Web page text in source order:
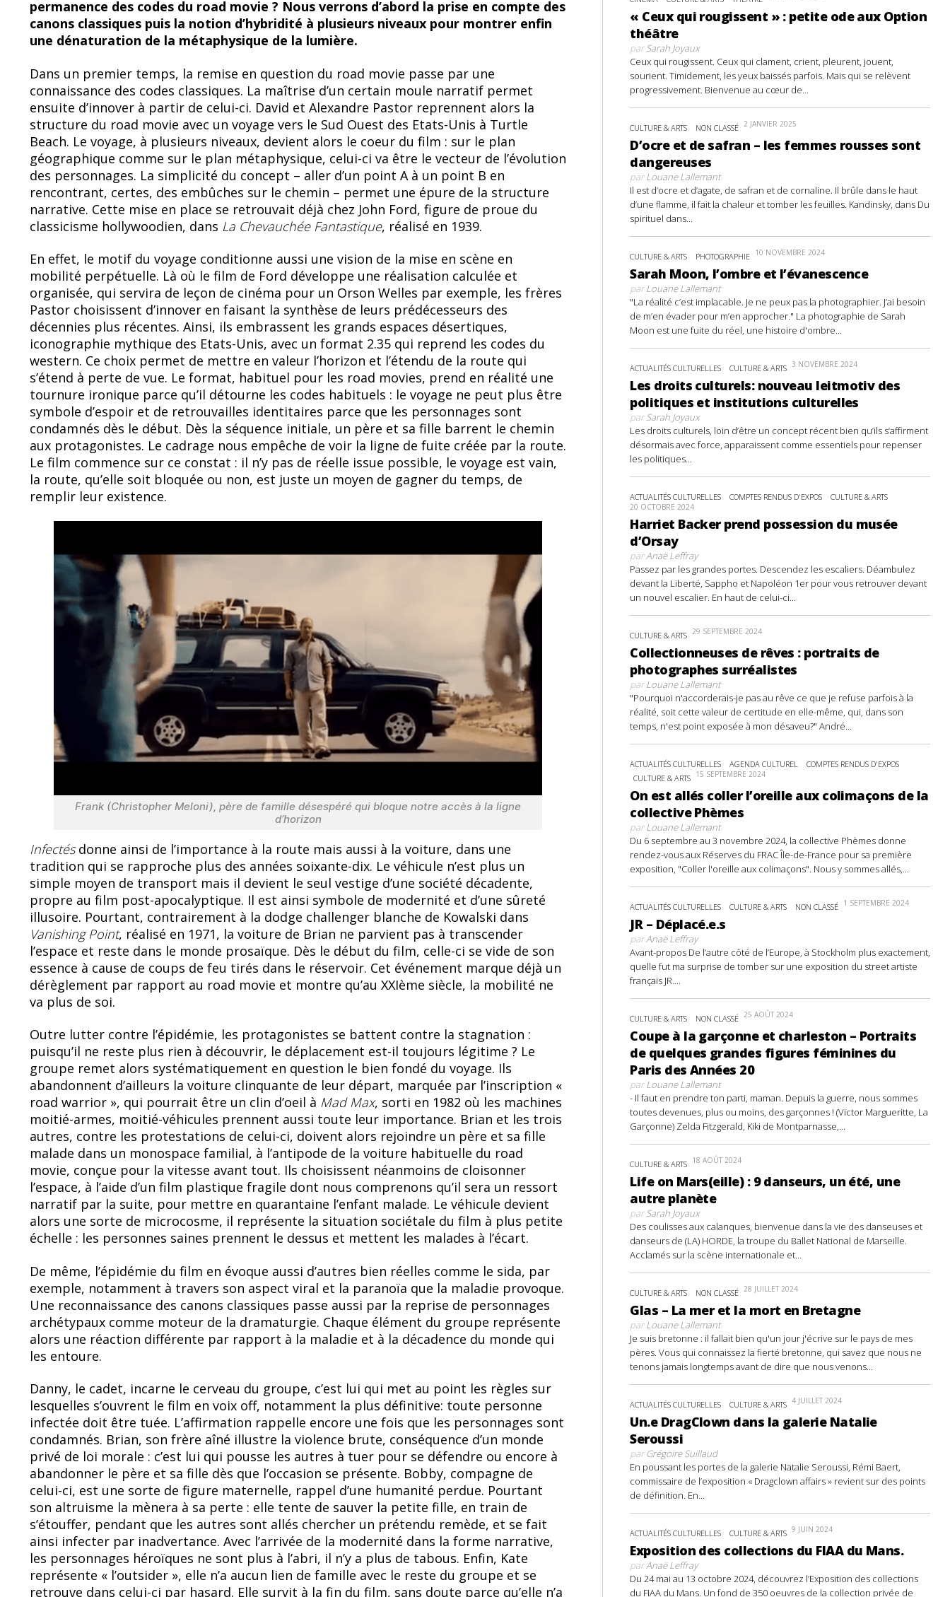
permanence des codes du road movie ? Nous verrons d’abord la prise en compte des
canons classiques puis la notion d’hybridité à plusieurs niveaux pour montrer enfin
une dénaturation de la métaphysique de la lumière.
Dans un premier temps, la remise en question du road movie passe par une
connaissance des codes classiques. La maîtrise d’un certain moule narratif permet
ensuite d’innover à partir de celui-ci. David et Alexandre Pastor reprennent alors la
structure du road movie avec un voyage vers le Sud Ouest des Etats-Unis à Turtle
Beach. Le voyage, à plusieurs niveaux, devient alors le coeur du film : sur le plan
géographique comme sur le plan métaphysique, celui-ci va être le vecteur de l’évolution
des personnages. La simplicité du concept – aller d’un point A à un point B en
rencontrant, certes, des embûches sur le chemin – permet une épure de la structure
narrative. Cette mise en place se retrouvait déjà chez John Ford, figure de proue du
classicisme hollywoodien, dans La Chevauchée Fantastique, réalisé en 1939.
En effet, le motif du voyage conditionne aussi une vision de la mise en scène en
mobilité perpétuelle. Là où le film de Ford développe une réalisation calculée et
organisée, qui servira de leçon de cinéma pour un Orson Welles par exemple, les frères
Pastor choisissent d’innover en faisant la synthèse de leurs prédécesseurs des
décennies plus récentes. Ainsi, ils embrassent les grands espaces désertiques,
iconographie mythique des Etats-Unis, avec un format 2.35 qui reprend les codes du
western. Ce choix permet de mettre en valeur l’horizon et l’étendu de la route qui
s’étend à perte de vue. Le format, habituel pour les road movies, prend en réalité une
tournure ironique parce qu’il détourne les codes habituels : le voyage ne peut plus être
symbole d’espoir et de retrouvailles identitaires parce que les personnages sont
condamnés dès le début. Dès la séquence initiale, un père et sa fille barrent le chemin
aux protagonistes. Le cadrage nous empêche de voir la ligne de fuite créée par la route.
Le film commence sur ce constat : il n’y pas de réelle issue possible, le voyage est vain,
la route, qu’elle soit bloquée ou non, est juste un moyen de gagner du temps, de
remplir leur existence.
Frank (Christopher Meloni), père de famille désespéré qui bloque notre accès à la ligne
d’horizon
Infectésdonne ainsi de l’importance à la route mais aussi à la voiture, dans une
tradition qui se rapproche plus des années soixante-dix. Le véhicule n’est plus un
simple moyen de transport mais il devient le seul vestige d’une société décadente,
propre au film post-apocalyptique. Il est ainsi symbole de modernité et d’une sûreté
illusoire. Pourtant, contrairement à la dodge challenger blanche de Kowalski dans
Vanishing Point, réalisé en 1971, la voiture de Brian ne parvient pas à transcender
l’espace et reste dans le monde prosaïque. Dès le début du film, celle-ci se vide de son
essence à cause de coups de feu tirés dans le réservoir. Cet événement marque déjà un
dérèglement par rapport au road movie et montre qu’au XXIème siècle, la mobilité ne
va plus de soi.
Outre lutter contre l’épidémie, les protagonistes se battent contre la stagnation :
puisqu’il ne reste plus rien à découvrir, le déplacement est-il toujours légitime ? Le
groupe remet alors systématiquement en question le bien fondé du voyage. Ils
abandonnent d’ailleurs la voiture clinquante de leur départ, marquée par l’inscription «
road warrior », qui pourrait être un clin d’oeil à Mad Max, sorti en 1982 où les machines
moitié-armes, moitié-véhicules prennent aussi toute leur importance. Brian et les trois
autres, contre les protestations de celui-ci, doivent alors rejoindre un père et sa fille
malade dans un monospace familial, à l’antipode de la voiture habituelle du road
movie, conçue pour la vitesse avant tout. Ils choisissent néanmoins de cloisonner
l’espace, à l’aide d’un film plastique fragile dont nous comprenons qu’il sera un ressort
narratif par la suite, pour mettre en quarantaine l’enfant malade. Le véhicule devient
alors une sorte de microcosme, il représente la situation sociétale du film à plus petite
échelle : les personnes saines prennent le dessus et mettent les malades à l’écart.
De même, l’épidémie du film en évoque aussi d’autres bien réelles comme le sida, par
exemple, notamment à travers son aspect viral et la paranoïa que la maladie provoque.
Une reconnaissance des canons classiques passe aussi par la reprise de personnages
archétypaux comme moteur de la dramaturgie. Chaque élément du groupe représente
alors une réaction différente par rapport à la maladie et à la décadence du monde qui
les entoure.
Danny, le cadet, incarne le cerveau du groupe, c’est lui qui met au point les règles sur
lesquelles s’ouvrent le film en voix off, notamment la plus définitive: toute personne
infectée doit être tuée. L’affirmation rappelle encore une fois que les personnages sont
condamnés. Brian, son frère aîné illustre la violence brute, conséquence d’un monde
privé de loi morale : c’est lui qui pousse les autres à tuer pour se défendre ou encore à
abandonner le père et sa fille dès que l’occasion se présente. Bobby, compagne de
celui-ci, est une sorte de figure maternelle, rappel d’une humanité perdue. Pourtant
son altruisme la mènera à sa perte : elle tente de sauver la petite fille, en train de
s’étouffer, pendant que les autres sont allés chercher un prétendu remède, et se fait
ainsi infecter par inadvertance. Avec l’arrivée de la modernité dans la forme narrative,
les personnages héroïques ne sont plus à l’abri, il n’y a plus de tabous. Enfin, Kate
représente « l’outsider », elle n’a aucun lien de famille avec le reste du groupe et se
retrouve dans celui-ci par hasard. Elle survit à la fin du film, sans doute parce qu’elle n’a
« Ceux qui rougissent » : petite ode aux Option
théâtre
parSarah Joyaux
Ceux qui rougissent. Ceux qui clament, crient, pleurent, jouent,
sourient. Timidement, les yeux baissés parfois. Mais qui se relèvent
progressivement. Bienvenue au cœur de...
CULTURE & ARTS NON CLASSÉ 2 JANVIER 2025
D’ocre et de safran – les femmes rousses sont
dangereuses
parLouane Lallemant
Il est d’ocre et d’agate, de safran et de cornaline. Il brûle dans le haut
d’une flamme, il fait la chaleur et tomber les feuilles. Kandinsky, dans Du
spirituel dans...
CULTURE & ARTS PHOTOGRAPHIE 10 NOVEMBRE 2024
Sarah Moon, l’ombre et l’évanescence
parLouane Lallemant
"La réalité c’est implacable. Je ne peux pas la photographier. J’ai besoin
de m’en évader pour m’en approcher." La photographie de Sarah
Moon est une fuite du réel, une histoire d'ombre...
ACTUALITÉS CULTURELLES CULTURE & ARTS 3 NOVEMBRE 2024
Les droits culturels: nouveau leitmotiv des
politiques et institutions culturelles
parSarah Joyaux
Les droits culturels, loin d’être un concept récent bien qu’ils s’affirment
désormais avec force, apparaissent comme essentiels pour repenser
les politiques...
ACTUALITÉS CULTURELLES COMPTES RENDUS D'EXPOS CULTURE & ARTS
20 OCTOBRE 2024
Harriet Backer prend possession du musée
d’Orsay
parAnaë Leffray
Passez par les grandes portes. Descendez les escaliers. Déambulez
devant la Liberté, Sappho et Napoléon 1er pour vous retrouver devant
un nouvel escalier. En haut de celui-ci...
CULTURE & ARTS 29 SEPTEMBRE 2024
Collectionneuses de rêves : portraits de
photographes surréalistes
parLouane Lallemant
"Pourquoi n'accorderais-je pas au rêve ce que je refuse parfois à la
réalité, soit cette valeur de certitude en elle-même, qui, dans son
temps, n'est point exposée à mon désaveu?" André...
ACTUALITÉS CULTURELLES AGENDA CULTUREL
COMPTES RENDUS D'EXPOS
CULTURE & ARTS 15 SEPTEMBRE 2024
On est allés coller l’oreille aux colimaçons de la
collective Phèmes
parLouane Lallemant
Du 6 septembre au 3 novembre 2024, la collective Phèmes donne
rendez-vous aux Réserves du FRAC Île-de-France pour sa première
exposition, "Coller l'oreille aux colimaçons". Nous y sommes allés,...
ACTUALITÉS CULTURELLES CULTURE & ARTS NON CLASSÉ 1 SEPTEMBRE 2024
JR – Déplacé.e.s
parAnaë Leffray
Avant-propos De l’autre côté de l’Europe, à Stockholm plus exactement,
quelle fut ma surprise de tomber sur une exposition du street artiste
français JR....
CULTURE & ARTS NON CLASSÉ 25 AOÛT 2024
Coupe à la garçonne et charleston – Portraits
de quelques grandes figures féminines du
Paris des Années 20
parLouane Lallemant
- Il faut en prendre ton parti, maman. Depuis la guerre, nous sommes
toutes devenues, plus ou moins, des garçonnes ! (Victor Margueritte, La
Garçonne) Zelda Fitzgerald, Kiki de Montparnasse,...
CULTURE & ARTS 18 AOÛT 2024
Life on Mars(eille) : 9 danseurs, un été, une
autre planète
parSarah Joyaux
Des coulisses aux calanques, bienvenue dans la vie des danseuses et
danseurs de (LA) HORDE, la troupe du Ballet National de Marseille.
Acclamés sur la scène internationale et...
CULTURE & ARTS NON CLASSÉ 28 JUILLET 2024
Glas – La mer et la mort en Bretagne
parLouane Lallemant
Je suis bretonne : il fallait bien qu'un jour j'écrive sur le pays de mes
pères. Vous qui connaissez la fierté bretonne, qui savez que nous ne
tenons jamais longtemps avant de dire que nous venons...
ACTUALITÉS CULTURELLES CULTURE & ARTS 4 JUILLET 2024
Un.e DragClown dans la galerie Natalie
Seroussi
parGrégoire Suillaud
En poussant les portes de la galerie Natalie Seroussi, Rémi Baert,
commissaire de l’exposition « Dragclown affairs » revient sur des points
de définition. En...
ACTUALITÉS CULTURELLES CULTURE & ARTS 9 JUIN 2024
Exposition des collections du FIAA du Mans.
parAnaë Leffray
Du 24 mai au 13 octobre 2024, découvrez l’Exposition des collections
du FIAA du Mans. Un fond de 350 oeuvres de la collection privée de